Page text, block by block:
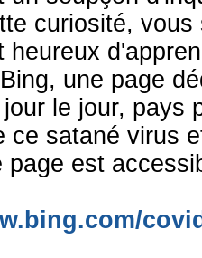
curiosité, vous
heureux
une page
le jour, pays
ce satané virus
page est